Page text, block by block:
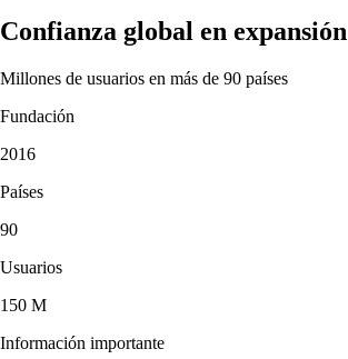
Confianza global en expansión
Millones de usuarios en más de 90 países
Fundación
2016
Países
90
Usuarios
150 M
Información importante